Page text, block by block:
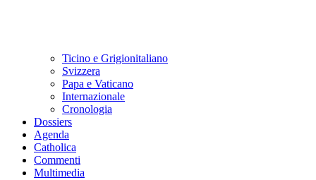
Ticino e Grigionitaliano
Svizzera
Papa e Vaticano
Internazionale
Cronologia
Dossiers
Agenda
Catholica
Commenti
Multimedia